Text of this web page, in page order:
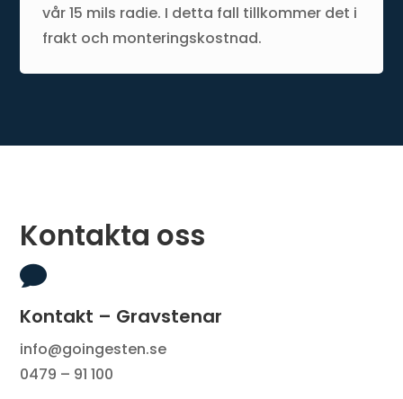
vår 15 mils radie. I detta fall tillkommer det i
frakt och monteringskostnad.
Kontakta oss

Kontakt – Gravstenar
info@goingesten.se
0479 – 91 100